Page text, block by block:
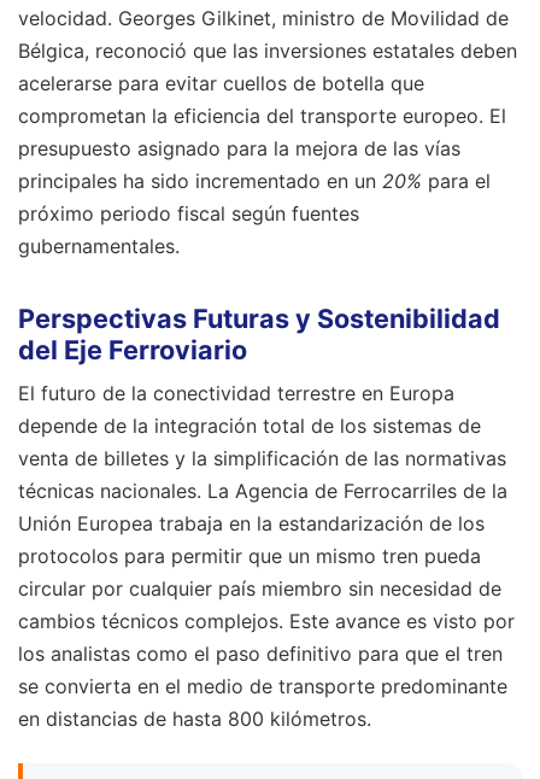
velocidad. Georges Gilkinet, ministro de Movilidad de
Bélgica, reconoció que las inversiones estatales deben
acelerarse para evitar cuellos de botella que
comprometan la eficiencia del transporte europeo. El
presupuesto asignado para la mejora de las vías
principales ha sido incrementado en un 20% para el
próximo periodo fiscal según fuentes
gubernamentales.
Perspectivas Futuras y Sostenibilidad
del Eje Ferroviario
El futuro de la conectividad terrestre en Europa
depende de la integración total de los sistemas de
venta de billetes y la simplificación de las normativas
técnicas nacionales. La Agencia de Ferrocarriles de la
Unión Europea trabaja en la estandarización de los
protocolos para permitir que un mismo tren pueda
circular por cualquier país miembro sin necesidad de
cambios técnicos complejos. Este avance es visto por
los analistas como el paso definitivo para que el tren
se convierta en el medio de transporte predominante
en distancias de hasta 800 kilómetros.